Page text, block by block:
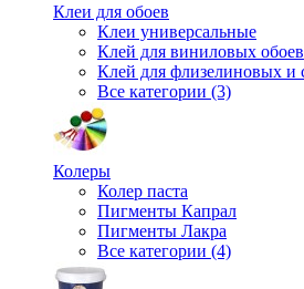
Клеи для обоев
Клеи универсальные
Клей для виниловых обоев
Клей для флизелиновых и
Все категории (3)
Колеры
Колер паста
Пигменты Капрал
Пигменты Лакра
Все категории (4)